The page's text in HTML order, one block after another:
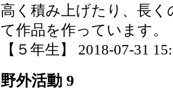
高く積み上げたり、長
て作品を作っています。
【５年生】 2018-07-31
野外活動 9